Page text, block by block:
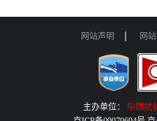
网站声明 网
主办单位： 中国就